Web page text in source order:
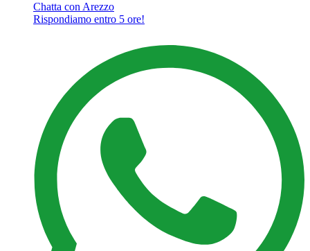
Chatta con Arezzo
Rispondiamo entro 5 ore!